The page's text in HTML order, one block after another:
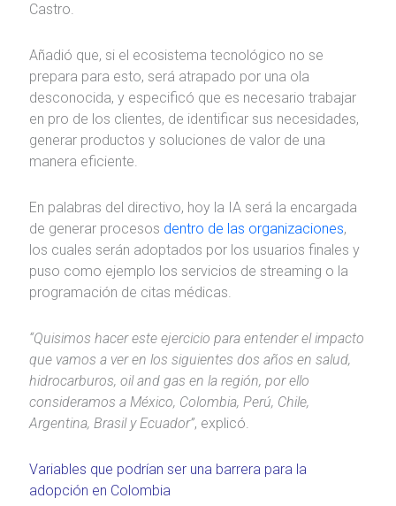
Castro.
Añadió que, si el ecosistema tecnológico no se
prepara para esto, será atrapado por una ola
desconocida, y especificó que es necesario trabajar
en pro de los clientes, de identificar sus necesidades,
generar productos y soluciones de valor de una
manera eficiente.
En palabras del directivo, hoy la IA será la encargada
de generar procesos dentro de las organizaciones,
los cuales serán adoptados por los usuarios finales y
puso como ejemplo los servicios de streaming o la
programación de citas médicas.
“Quisimos hacer este ejercicio para entender el impacto
que vamos a ver en los siguientes dos años en salud,
hidrocarburos, oil and gas en la región, por ello
consideramos a México, Colombia, Perú, Chile,
Argentina, Brasil y Ecuador”, explicó.
Variables que podrían ser una barrera para la
adopción en Colombia